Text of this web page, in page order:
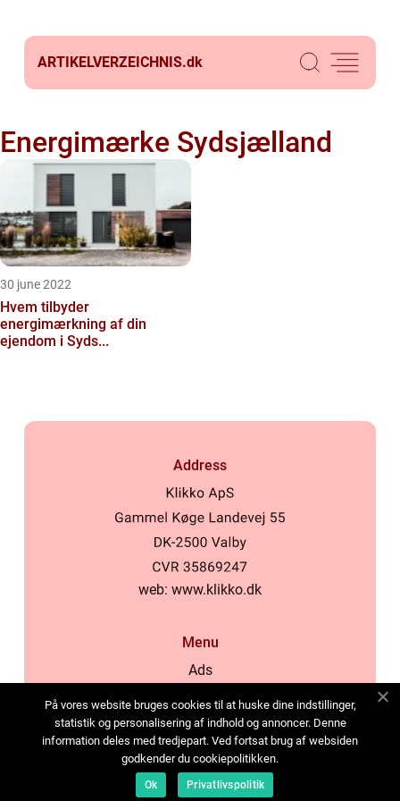
ARTIKELVERZEICHNIS.dk
Energimærke Sydsjælland
30 june 2022
Hvem tilbyder
energimærkning af din
ejendom i Syds...
Address
web: www.klikko.dk
Menu
Ads
Cookies
Contact
Sitemap
På vores website bruges cookies til at huske dine indstillinger,
statistik og personalisering af indhold og annoncer. Denne
information deles med tredjepart. Ved fortsat brug af websiden
godkender du cookiepolitikken.
Ok Privatlivspolitik